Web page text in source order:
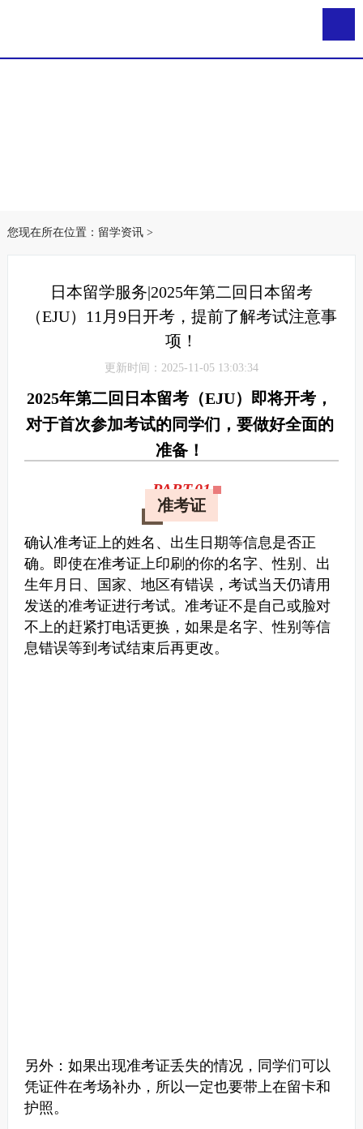
您现在所在位置： 留学资讯>
日本留学服务|2025年第二回日本留考
（EJU）11月9日开考，提前了解考试注意事
项！
更新时间：2025-11-05 13:03:34
2025年第二回日本留考（EJU）即将开考，
对于首次参加考试的同学们，要做好全面的
准备！
PART.01
准考证
确认准考证上的姓名、出生日期等信息是否正
确。即使在准考证上印刷的你的名字、性别、出
生年月日、国家、地区有错误，考试当天仍请用
发送的准考证进行考试。 准考证不是自己或脸对
不上的赶紧打电话更换，如果是名字、性别等信
息错误等到考试结束后再更改。
另外：如果出现准考证丢失的情况，同学们可以
凭证件在考场补办，所以一定也要带上在留卡和
护照。